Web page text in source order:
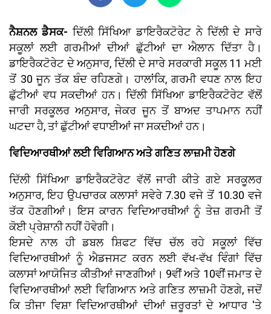
ਨੈਸ਼ਨਲ ਡੈਸਕ- ਦਿੱਲੀ ਸਿੱਖਿਆ ਡਾਇਰੈਕਟੋਰੇਟ ਨੇ ਦਿੱਲੀ ਦੇ ਸਾਰੇ
ਸਕੂਲਾਂ ਲਈ ਗਰਮੀਆਂ ਦੀਆਂ ਛੁੱਟੀਆਂ ਦਾ ਐਲਾਨ ਦਿੱਤਾ ਹੈ।
ਡਾਇਰੈਕਟੋਰੇਟ ਦੇ ਅਨੁਸਾਰ, ਦਿੱਲੀ ਦੇ ਸਾਰੇ ਸਰਕਾਰੀ ਸਕੂਲ 11 ਮਈ
ਤੋਂ 30 ਜੂਨ ਤੱਕ ਬੰਦ ਰਹਿਣਗੇ। ਹਾਲਾਂਕਿ, ਗਰਮੀ ਵਧਣ ਨਾਲ ਇਹ
ਛੁੱਟੀਆਂ ਵਧ ਸਕਦੀਆਂ ਹਨ। ਦਿੱਲੀ ਸਿੱਖਿਆ ਡਾਇਰੈਕਟੋਰੇਟ ਵੱਲੋਂ
ਜਾਰੀ ਸਰਕੂਲਰ ਅਨੁਸਾਰ, ਜੇਕਰ ਜੂਨ ਤੋਂ ਬਾਅਦ ਤਾਪਮਾਨ ਨਹੀਂ
ਘਟਦਾ ਹੈ, ਤਾਂ ਛੁੱਟੀਆਂ ਵਧਾਈਆਂ ਜਾ ਸਕਦੀਆਂ ਹਨ।
ਵਿਦਿਆਰਥੀਆਂ ਲਈ ਵਿਗਿਆਨ ਅਤੇ ਗਣਿਤ ਲਾਜ਼ਮੀ ਹੋਣਗੇ
ਦਿੱਲੀ ਸਿੱਖਿਆ ਡਾਇਰੈਕਟੋਰੇਟ ਵੱਲੋਂ ਜਾਰੀ ਕੀਤੇ ਗਏ ਸਰਕੂਲਰ
ਅਨੁਸਾਰ, ਇਹ ਉਪਚਾਰਕ ਕਲਾਸਾਂ ਸਵੇਰੇ 7.30 ਵਜੇ ਤੋਂ 10.30 ਵਜੇ
ਤੱਕ ਹੋਣਗੀਆਂ। ਇਸ ਕਾਰਨ ਵਿਦਿਆਰਥੀਆਂ ਨੂੰ ਤੇਜ਼ ਗਰਮੀ ਤੋਂ
ਕੋਈ ਪ੍ਰੇਸ਼ਾਨੀ ਨਹੀਂ ਹੋਵੇਗੀ।
ਇਸਦੇ ਨਾਲ ਹੀ ਡਬਲ ਸ਼ਿਫਟ ਵਿੱਚ ਚੱਲ ਰਹੇ ਸਕੂਲਾਂ ਵਿੱਚ
ਵਿਦਿਆਰਥੀਆਂ ਨੂੰ ਐਡਜਸਟ ਕਰਨ ਲਈ ਵੱਖ-ਵੱਖ ਵਿੰਗਾਂ ਵਿੱਚ
ਕਲਾਸਾਂ ਆਯੋਜਿਤ ਕੀਤੀਆਂ ਜਾਣਗੀਆਂ। 9ਵੀਂ ਅਤੇ 10ਵੀਂ ਜਮਾਤ ਦੇ
ਵਿਦਿਆਰਥੀਆਂ ਲਈ ਵਿਗਿਆਨ ਅਤੇ ਗਣਿਤ ਲਾਜ਼ਮੀ ਹੋਣਗੇ, ਜਦੋਂ
ਕਿ ਤੀਜਾ ਵਿਸ਼ਾ ਵਿਦਿਆਰਥੀਆਂ ਦੀਆਂ ਜ਼ਰੂਰਤਾਂ ਦੇ ਆਧਾਰ 'ਤੇ